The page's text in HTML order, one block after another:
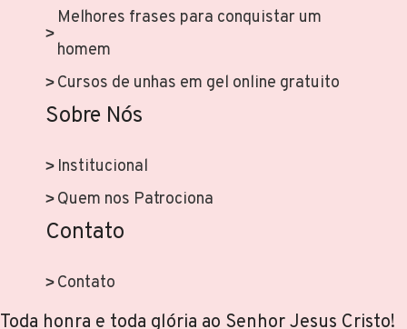
Melhores frases para conquistar um
homem
Cursos de unhas em gel online gratuito
Sobre Nós
Institucional
Quem nos Patrociona
Contato
Contato
Toda honra e toda glória ao Senhor Jesus Cristo!